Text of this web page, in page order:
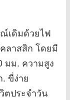
เดิมด้วยไฟ
ลาสสิก โดยมี
มม. ความสูง
ขี่ง่าย
ตประจำวัน